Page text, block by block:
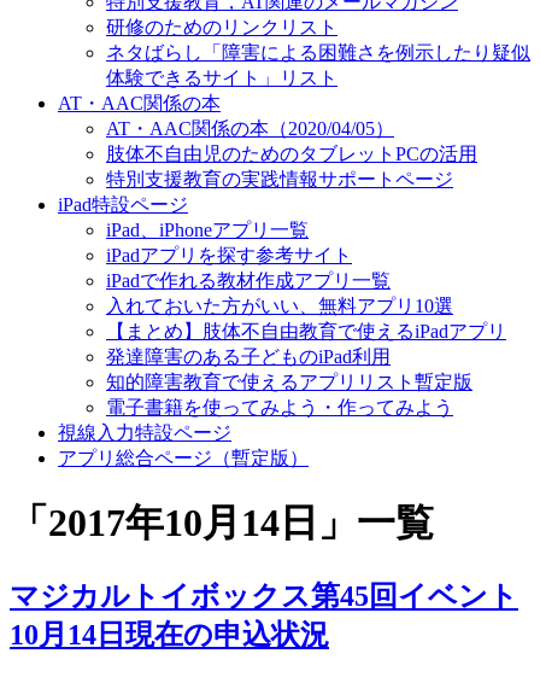
研修のためのリンクリスト
ネタばらし「障害による困難さを例示したり疑似
体験できるサイト」リスト
AT・AAC関係の本
AT・AAC関係の本（2020/04/05）
肢体不自由児のためのタブレットPCの活用
特別支援教育の実践情報サポートページ
iPad特設ページ
iPad、iPhoneアプリ一覧
iPadアプリを探す参考サイト
iPadで作れる教材作成アプリ一覧
入れておいた方がいい、無料アプリ10選
【まとめ】肢体不自由教育で使えるiPadアプリ
発達障害のある子どものiPad利用
知的障害教育で使えるアプリリスト暫定版
電子書籍を使ってみよう・作ってみよう
視線入力特設ページ
アプリ総合ページ（暫定版）
「 2017年10月14日 」 一覧
マジカルトイボックス第45回イベント
10月14日現在の申込状況